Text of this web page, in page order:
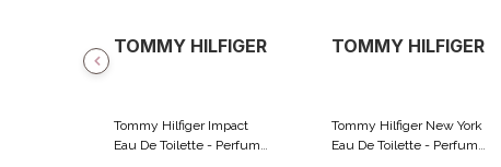
TOMMY HILFIGER
Tommy Hilfiger Impact
Eau De Toilette - Perfume
TOMMY HILFIGER
Tommy Hilfiger New York
Eau De Toilette - Perfume